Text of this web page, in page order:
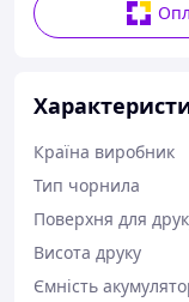
Країна виробник
Тип чорнила
Поверхня для
Висота друку
Ємність